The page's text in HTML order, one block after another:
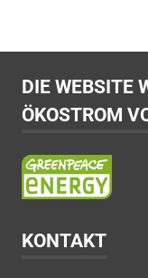
DIE WEBSITE
ÖKOSTROM
KONTAKT